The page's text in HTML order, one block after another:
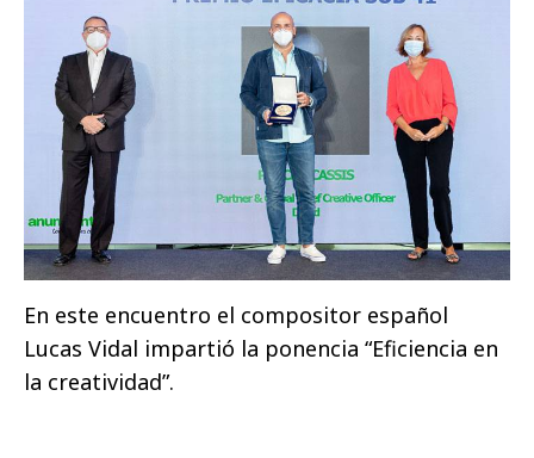
En este encuentro el compositor español
Lucas Vidal impartió la ponencia “Eficiencia en
la creatividad”.